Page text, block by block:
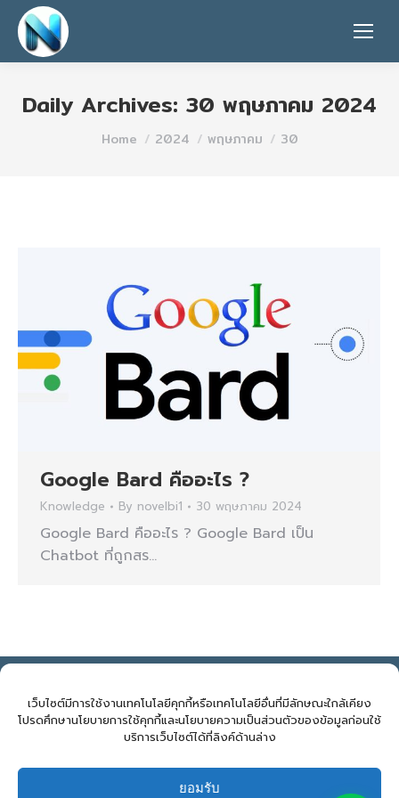
เว็บไซต์มีการใช้งานเทคโนโลยีคุกกี้หรือเทคโนโลยีอื่นที่มีลักษณะใกล้เคียง
โปรดศึกษานโยบายการใช้คุกกี้และนโยบายความเป็นส่วนตัวของข้อมูลก่อนใช้
บริการเว็บไซต์ได้ที่ลิงค์ด้านล่าง
ยอมรับ
Daily Archives: 30 พฤษภาคม 2024
You are here:
Home 2024 พฤษภาคม 30
Google Bard คืออะไร ?
Knowledge By novelbi1 30 พฤษภาคม 2024
Google Bard คืออะไร ? Google Bard เป็น
Chatbot ที่ถูกสร…
E: support@novelbiz.co.th T: 092.591.9499